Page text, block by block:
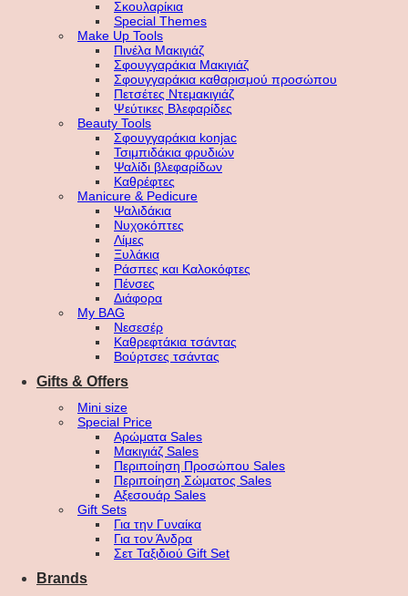
Σκουλαρίκια
Special Themes
Make Up Tools
Πινέλα Μακιγιάζ
Σφουγγαράκια Μακιγιάζ
Σφουγγαράκια καθαρισμού προσώπου
Πετσέτες Ντεμακιγιάζ
Ψεύτικες Βλεφαρίδες
Beauty Tools
Σφουγγαράκια konjac
Τσιμπιδάκια φρυδιών
Ψαλίδι βλεφαρίδων
Καθρέφτες
Manicure & Pedicure
Ψαλιδάκια
Νυχοκόπτες
Λίμες
Ξυλάκια
Ράσπες και Καλοκόφτες
Πένσες
Διάφορα
My BAG
Νεσεσέρ
Καθρεφτάκια τσάντας
Βούρτσες τσάντας
Gifts & Offers
Mini size
Special Price
Αρώματα Sales
Μακιγιάζ Sales
Περιποίηση Προσώπου Sales
Περιποίηση Σώματος Sales
Αξεσουάρ Sales
Gift Sets
Για την Γυναίκα
Για τον Άνδρα
Σετ Ταξιδιού Gift Set
Brands